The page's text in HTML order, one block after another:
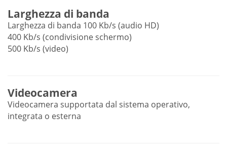
Larghezza di banda
Larghezza di banda 100 Kb/s (audio HD)
400 Kb/s (condivisione schermo)
500 Kb/s (video)
Videocamera
Videocamera supportata dal sistema operativo,
integrata o esterna